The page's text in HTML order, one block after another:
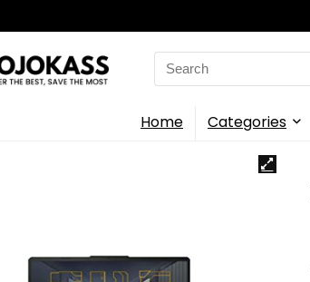
Search
for:
Home Categories